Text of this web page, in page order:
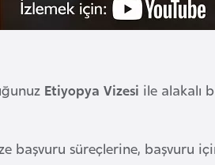
Etiyopya Vizesi ile alakalı
başvuru süreçlerine, başvuru